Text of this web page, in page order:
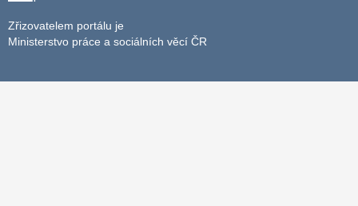
Zřizovatelem portálu je
Ministerstvo práce a sociálních věcí ČR